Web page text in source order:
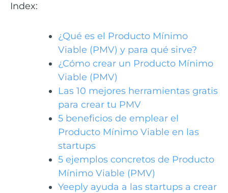
Index:
¿Qué es el Producto Mínimo
Viable (PMV) y para qué sirve?
¿Cómo crear un Producto Mínimo
Viable (PMV)
Las 10 mejores herramientas gratis
para crear tu PMV
5 beneficios de emplear el
Producto Mínimo Viable en las
startups
5 ejemplos concretos de Producto
Mínimo Viable (PMV)
Yeeply ayuda a las startups a crear